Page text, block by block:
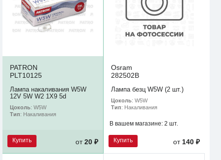
PATRON
PLT10125
Лампа накаливания W5W
12V 5W W2 1X9 5d
Цоколь: W5W
Тип: Накаливания
Купить от20 ₽
Osram
282502B
Лампа безц W5W (2 шт.)
Цоколь: W5W
Тип: Накаливания
В вашем магазине: 2 шт.
Купить от 140 ₽